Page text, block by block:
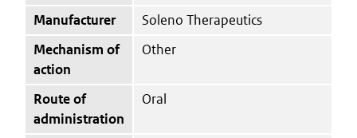
Manufacturer
Soleno Therapeutics
Mechanism of
action
Other
Route of
administration
Oral